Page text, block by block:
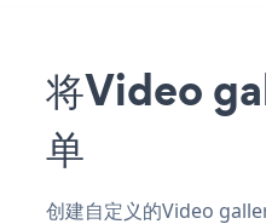
将Video
单
创建自定义的Video